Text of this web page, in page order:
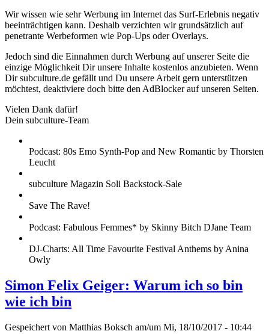
Wir wissen wie sehr Werbung im Internet das Surf-Erlebnis negativ
beeinträchtigen kann. Deshalb verzichten wir grundsätzlich auf
penetrante Werbeformen wie Pop-Ups oder Overlays.
Jedoch sind die Einnahmen durch Werbung auf unserer Seite die
einzige Möglichkeit Dir unsere Inhalte kostenlos anzubieten. Wenn
Dir subculture.de gefällt und Du unsere Arbeit gern unterstützen
möchtest, deaktiviere doch bitte den AdBlocker auf unseren Seiten.
Vielen Dank dafür!
Dein subculture-Team
Podcast: 80s Emo Synth-Pop and New Romantic by Thorsten
Leucht
subculture Magazin Soli Backstock-Sale
Save The Rave!
Podcast: Fabulous Femmes* by Skinny Bitch DJane Team
DJ-Charts: All Time Favourite Festival Anthems by Anina
Owly
Simon Felix Geiger: Warum ich so bin
wie ich bin
Gespeichert von Matthias Boksch am/um Mi, 18/10/2017 - 10:44